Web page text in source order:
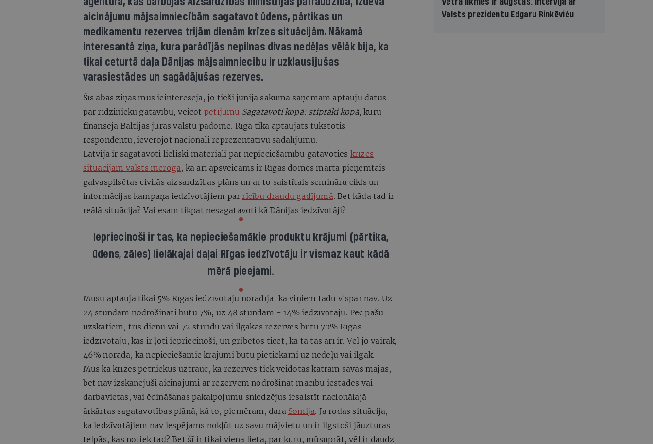
aicinājumu mājsaimniecībām sagatavot ūdens, pārtikas un
medikamentu rezerves trijām dienām krīzes situācijām. Nākamā
interesantā ziņa, kura parādījās nepilnas divas nedēļas vēlāk bija, ka
tikai ceturtā daļa Dānijas mājsaimniecību ir uzklausījušas
varasiestādes un sagādājušas rezerves.
Šīs abas ziņas mūs ieinteresēja, jo tieši jūnija sākumā saņēmām aptauju datus
par rīdzinieku gatavību, veicot pētījumu Sagatavoti kopā: stiprāki kopā, kuru
finansēja Baltijas jūras valstu padome. Rīgā tika aptaujāts tūkstotis
respondentu, ievērojot nacionāli reprezentatīvu sadalījumu.
Latvijā ir sagatavoti lieliski materiāli par nepieciešamību gatavoties krīzes
situācijām valsts mērogā, kā arī apsveicams ir Rīgas domes martā pieņemtais
galvaspilsētas civilās aizsardzības plāns un ar to saistītais semināru cikls un
informācijas kampaņa iedzīvotājiem par rīcību draudu gadījumā. Bet kāda tad ir
reālā situācija? Vai esam tikpat nesagatavoti kā Dānijas iedzīvotāji?
Iepriecinoši ir tas, ka nepieciešamākie produktu krājumi (pārtika,
ūdens, zāles) lielākajai daļai Rīgas iedzīvotāju ir vismaz kaut kādā
mērā pieejami.
Mūsu aptaujā tikai 5% Rīgas iedzīvotāju norādīja, ka viņiem tādu vispār nav. Uz
24 stundām nodrošināti būtu 7%, uz 48 stundām - 14% iedzīvotāju. Pēc pašu
uzskatiem, trīs dienu vai 72 stundu vai ilgākas rezerves būtu 70% Rīgas
iedzīvotāju, kas ir ļoti iepriecinoši, un gribētos ticēt, ka tā tas arī ir. Vēl jo vairāk,
46% norāda, ka nepieciešamie krājumi būtu pietiekami uz nedēļu vai ilgāk.
Mūs kā krīzes pētniekus uztrauc, ka rezerves tiek veidotas katram savās mājās,
bet nav izskanējuši aicinājumi ar rezervēm nodrošināt mācību iestādes vai
darbavietas, vai ēdināšanas pakalpojumu sniedzējus iesaistīt nacionālajā
ārkārtas sagatavotības plānā, kā to, piemēram, dara Somija. Ja rodas situācija,
ka iedzīvotājiem nav iespējams nokļūt uz savu mājvietu un ir ilgstoši jāuzturas
telpās, kas notiek tad? Bet šī ir tikai viena lieta, par kuru, mūsuprāt, vēl ir daudz
Vētrā likmes ir augstas. Intervija ar
Valsts prezidentu Edgaru Rinkēviču